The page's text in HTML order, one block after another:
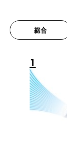
総合
1